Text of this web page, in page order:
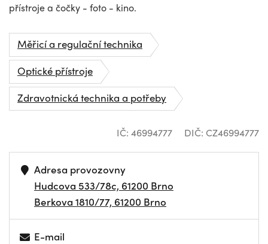
přístroje a čočky - foto - kino.
Měřicí a regulační technika
Optické přístroje
Zdravotnická technika a potřeby
IČ: 46994777 DIČ: CZ46994777
Adresa provozovny
Hudcova 533/78c, 61200 Brno
Berkova 1810/77, 61200 Brno
E-mail